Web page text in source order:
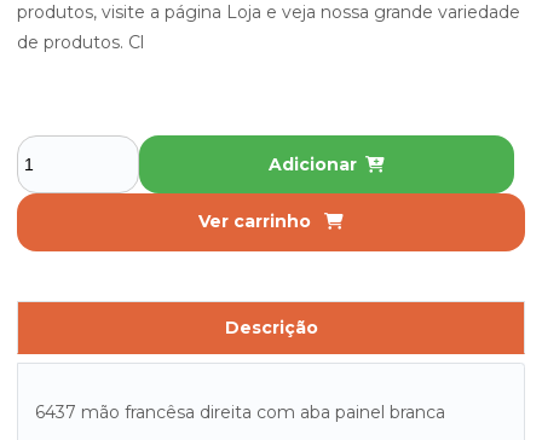
produtos, visite a página Loja e veja nossa grande variedade
de produtos. Cl
Adicionar
Ver carrinho
Descrição
6437 mão francêsa direita com aba painel branca